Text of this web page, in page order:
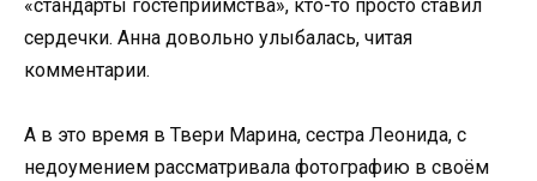
«стандарты гостеприимства», кто-то просто ставил
сердечки. Анна довольно улыбалась, читая
комментарии.
А в это время в Твери Марина, сестра Леонида, с
недоумением рассматривала фотографию в своём